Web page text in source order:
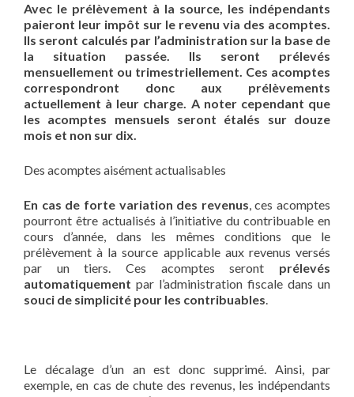
Avec le prélèvement à la source, les indépendants
paieront leur impôt sur le revenu via des acomptes.
Ils seront calculés par l’administration sur la base de
la situation passée. Ils seront prélevés
mensuellement ou trimestriellement. Ces acomptes
correspondront donc aux prélèvements
actuellement à leur charge. A noter cependant que
les acomptes mensuels seront étalés sur douze
mois et non sur dix.
Des acomptes aisément actualisables
En cas de forte variation des revenus, ces acomptes
pourront être actualisés à l’initiative du contribuable en
cours d’année, dans les mêmes conditions que le
prélèvement à la source applicable aux revenus versés
par un tiers. Ces acomptes seront prélevés
automatiquement par l’administration fiscale dans un
souci de simplicité pour les contribuables.
Le décalage d’un an est donc supprimé. Ainsi, par
exemple, en cas de chute des revenus, les indépendants